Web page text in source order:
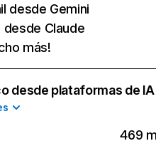
desde Gemini
desde Claude
más!
desde plataformas de
469